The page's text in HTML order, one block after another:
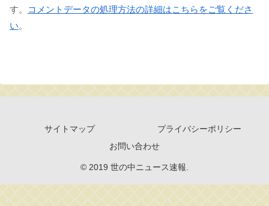
す。
コメントデータの処理方法の詳細はこちらをご覧くださ
い。
サイトマップ
プライバシーポリシー
お問い合わせ
© 2019 世の中ニュース速報.